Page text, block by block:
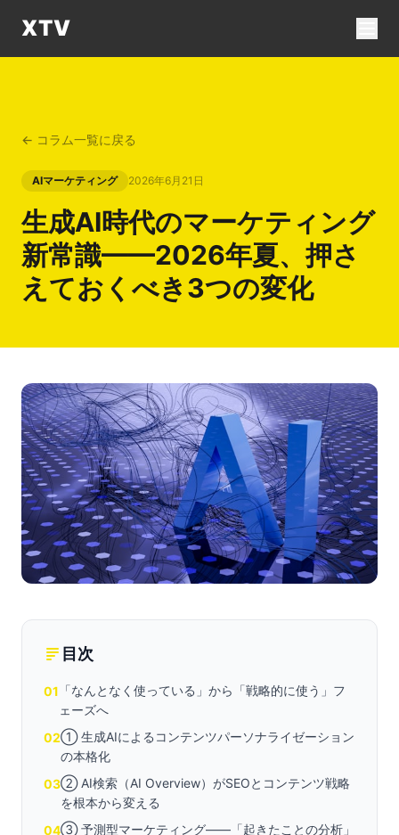
XTV
← コラム一覧に戻る
AIマーケティング 2026年6月21日
生成AI時代のマーケティング
新常識——2026年夏、押さ
えておくべき3つの変化
目次
01 「なんとなく使っている」から「戦略的に使う」フ
ェーズへ
02① 生成AIによるコンテンツパーソナライゼーション
の本格化
03② AI検索（AI Overview）がSEOとコンテンツ戦略
を根本から変える
04③ 予測型マーケティング——「起きたことの分析」